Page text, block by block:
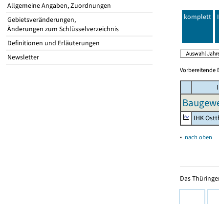
Allgemeine Angaben, Zuordnungen
Gebietsveränderungen,
Änderungen zum Schlüsselverzeichnis
Definitionen und Erläuterungen
Newsletter
komplett
Vorbereitende
IHK
▴ nach oben
Das